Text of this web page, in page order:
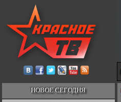
НОВОЕ СЕГОДНЯ